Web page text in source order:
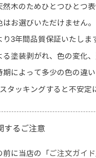
然木のためひとつひとつ表
はお選びいただけません。
り3年間品質保証いたしま
る塗装剥がれ、色の変化
期によって多少の色の違い
タッキングすると不安定
するご注意
前に当店の「 ご注文ガイド